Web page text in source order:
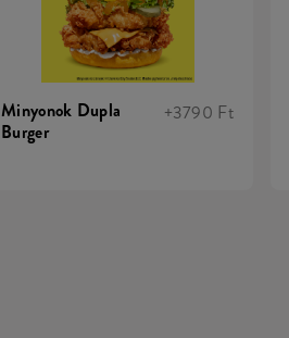
Minyonok Dupla
Burger
+3790 Ft